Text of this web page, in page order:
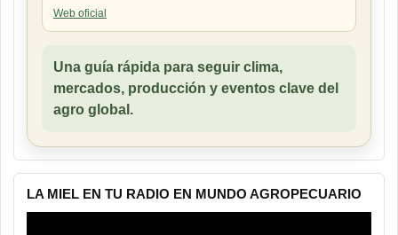
Web oficial
Una guía rápida para seguir clima,
mercados, producción y eventos clave del
agro global.
LA MIEL EN TU RADIO EN MUNDO AGROPECUARIO